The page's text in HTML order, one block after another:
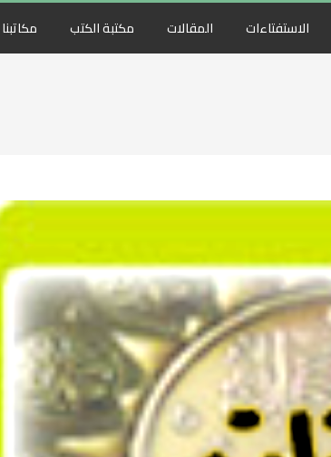
الاستفتاءات المقالات مكتبة الكتب مكاتبنا